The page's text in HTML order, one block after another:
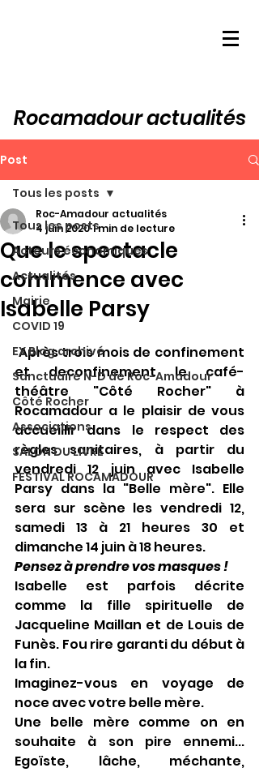
Rocamadour actualités
Post
Tous les posts
Acteurs économiques
Actualités
Mairie
COVID 19
EX Blog archivé
Sanctuaire N-D de Roc-Amadour
Côté Rocher
Associations
SALON DU LIVRE
FESTIVAL ROCAMADOUR
Tous les posts
Que le spectacle
commence avec
Isabelle Parsy
Roc-Amadour actualités
4 juin 20201 min de lecture
Après trois mois de confinement
et deconfinement le café-
théâtre "Côté Rocher" à
Rocamadour a le plaisir de vous
accueillir dans le respect des
règles sanitaires, à partir du
vendredi 12 juin avec Isabelle
Parsy dans la "Belle mère". Elle
sera sur scène les vendredi 12,
samedi 13 à 21 heures 30 et
dimanche 14 juin à 18 heures.
Pensez à prendre vos masques !
Isabelle est parfois décrite
comme la fille spirituelle de
Jacqueline Maillan et de Louis de
Funès. Fou rire garanti du début à
la fin.
Imaginez-vous en voyage de
noce avec votre belle mère.
Une belle mère comme on en
souhaite à son pire ennemi...
Egoïste, lâche, méchante,